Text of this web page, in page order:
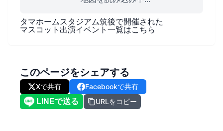
タマホームスタジアム筑後で開催された
マスコット出演イベント一覧はこちら
このページをシェアする
Xで共有
Facebookで共有
URLをコピー